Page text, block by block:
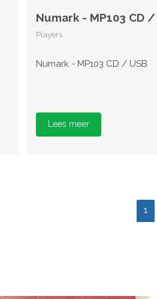
Numark - MP103 CD /
Players
Numark - MP103 CD / USB
Lees meer
1